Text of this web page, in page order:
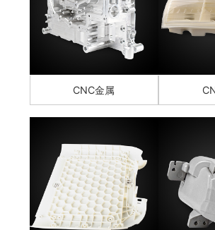
CNC金属